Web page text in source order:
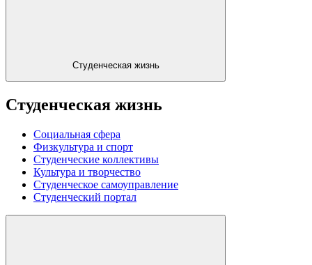
Студенческая жизнь
Студенческая жизнь
Социальная сфера
Физкультура и спорт
Студенческие коллективы
Культура и творчество
Студенческое самоуправление
Студенческий портал